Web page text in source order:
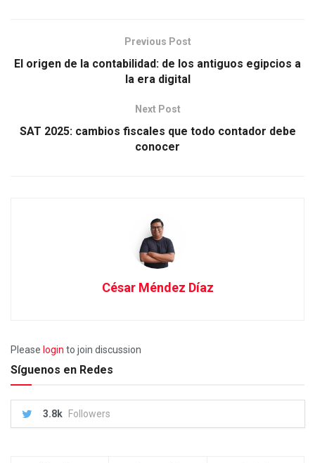
Previous Post
El origen de la contabilidad: de los antiguos egipcios a
la era digital
Next Post
SAT 2025: cambios fiscales que todo contador debe
conocer
César Méndez Díaz
Please login to join discussion
Síguenos en Redes
3.8k Followers